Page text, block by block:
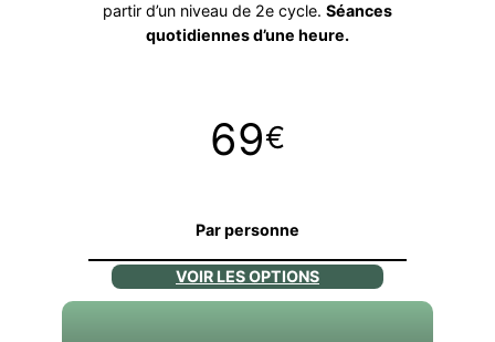
partir d’un niveau de 2e cycle. Séances
quotidiennes d’une heure.
69€
Par personne
VOIR LES OPTIONS